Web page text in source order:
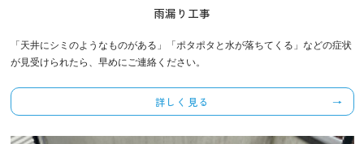
雨漏り工事
「天井にシミのようなものがある」「ポタポタと水が落ちてくる」などの症状
が見受けられたら、早めにご連絡ください。
詳しく見る